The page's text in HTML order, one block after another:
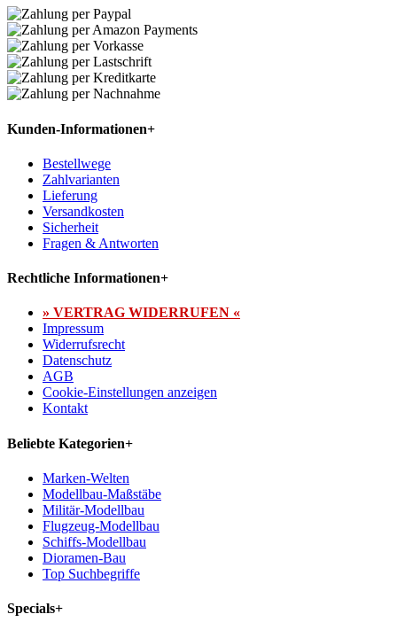
Kunden-Informationen+
Bestellwege
Zahlvarianten
Lieferung
Versandkosten
Sicherheit
Fragen & Antworten
Rechtliche Informationen+
» VERTRAG WIDERRUFEN «
Impressum
Widerrufsrecht
Datenschutz
AGB
Cookie-Einstellungen anzeigen
Kontakt
Beliebte Kategorien+
Marken-Welten
Modellbau-Maßstäbe
Militär-Modellbau
Flugzeug-Modellbau
Schiffs-Modellbau
Dioramen-Bau
Top Suchbegriffe
Specials+